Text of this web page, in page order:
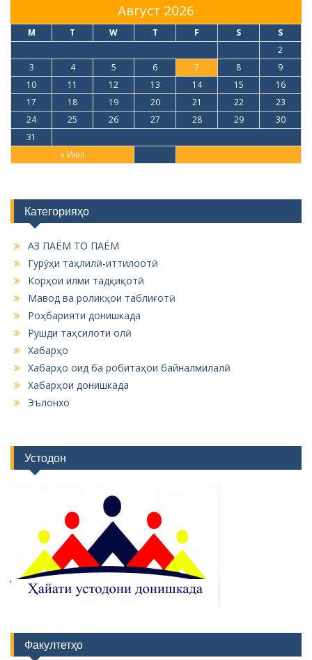
Август 2026
M T W T F S S
« Июл
2
3
4 5 6 7 8
9
10
11 12 13 14 15
16
17
18 19 20 21 22
23
24
25 26 27 28 29
30
31
Категорияҳо
АЗ ПАЁМ ТО ПАЁМ
Гурӯҳи таҳлилӣ-иттилоотӣ
Корҳои илми тадқиқотӣ
Мавод ва роликҳои таблиғотӣ
Роҳбарияти донишкада
Рушди таҳсилоти олӣ
Хабарҳо
Хабарҳо оид ба робитаҳои байналмилалӣ
Хабарҳои донишкада
Эълонхо
Устодон
Факултетҳо